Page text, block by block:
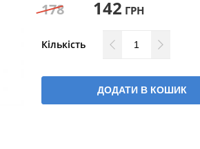
178 142 ГРН
Кількість
ДОДАТИ В КОШИК